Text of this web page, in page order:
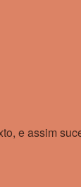
e assim